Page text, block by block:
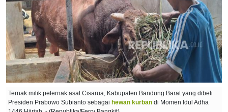
Ternak milik peternak asal Cisarua, Kabupaten Bandung Barat yang dibeli
Presiden Prabowo Subianto sebagai hewan kurban di Momen Idul Adha